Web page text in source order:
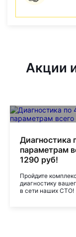
Акции
Диагностика
параметрам
1290 руб!
Пройдите
диагностику
в сети наших СТО!